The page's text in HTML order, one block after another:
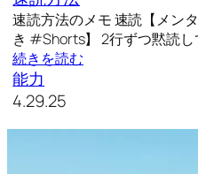
速読方法のメモ 速読【メン
き #Shorts】 2行ずつ黙読
続きを読む
能力
4.29.25